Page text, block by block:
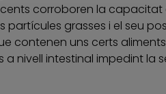
corroboren la
grasses i el seu
contenen uns certs
nivell intestinal impedint la